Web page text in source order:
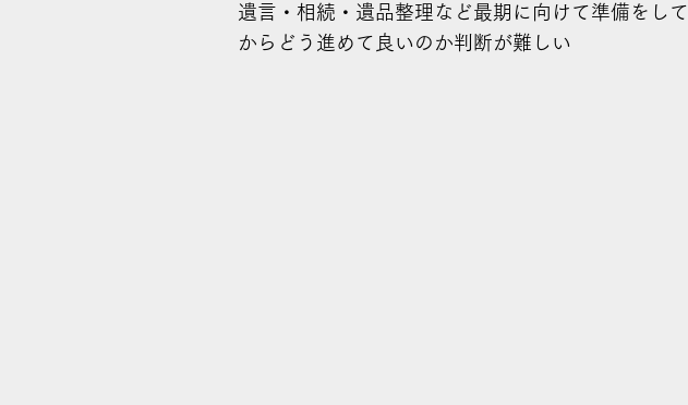
遺言・相続・遺品整理など最期に向けて準備をし
からどう進めて良いのか判断が難しい